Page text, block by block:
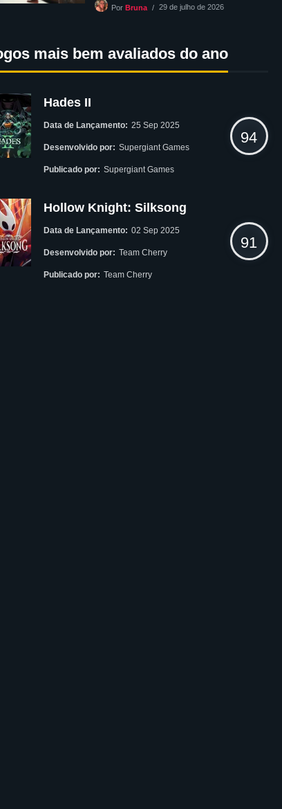
PorBruna 29 de julho de 2026
mais bem avaliados do ano
Hades II
Data de Lançamento: 25 Sep 2025
Desenvolvido por: Supergiant Games
Publicado por: Supergiant Games
94
Hollow Knight: Silksong
Data de Lançamento: 02 Sep 2025
Desenvolvido por: Team Cherry
Publicado por: Team Cherry
91